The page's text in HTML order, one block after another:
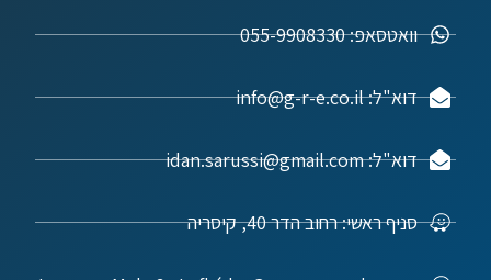
וואטסאפ: 055-9908330
דוא"ל: info@g-r-e.co.il
דוא"ל: idan.sarussi@gmail.com
סניף ראשי: רחוב הדר 40, קיסריה